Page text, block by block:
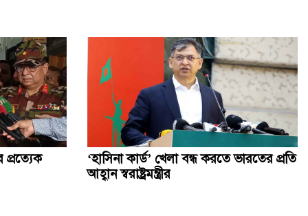
প্রত্যেক
‘হাসিনা কার্ড’ খেলা বন্ধ করতে ভারতের প্রতি
আহ্বান স্বরাষ্ট্রমন্ত্রীর